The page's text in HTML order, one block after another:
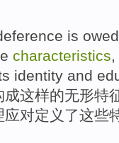
is
characteristics
identity and
成这样的无形特
应对定义了这些